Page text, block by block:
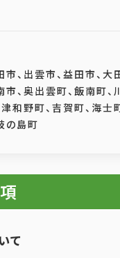
、出雲市、益田市、大
市、奥出雲町、飯南町、
和野町、吉賀町、海士
の島町
て